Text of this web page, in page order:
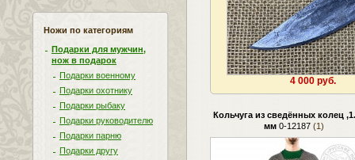
Ножи по категориям
Подарки для мужчин,
нож в подарок
Подарки военному
Подарки охотнику
Подарки рыбаку
Подарки руководителю
Подарки парню
Подарки другу
4 000 руб.
Кольчуга из сведённых колец
мм 0-12187 (1)